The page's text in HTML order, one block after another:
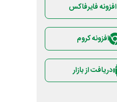
افزونه فایرفاکس
افزونه کروم
دریافت از بازار